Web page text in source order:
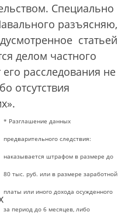
Специально
разъясняю,
статьей
делом частного
расследования не
отсутствия
* Разглашение данных
предварительного следствия:
наказывается штрафом в размере до
80 тыс. руб. или в размере заработной
платы или иного дохода осужденного
за период до 6 месяцев, либо